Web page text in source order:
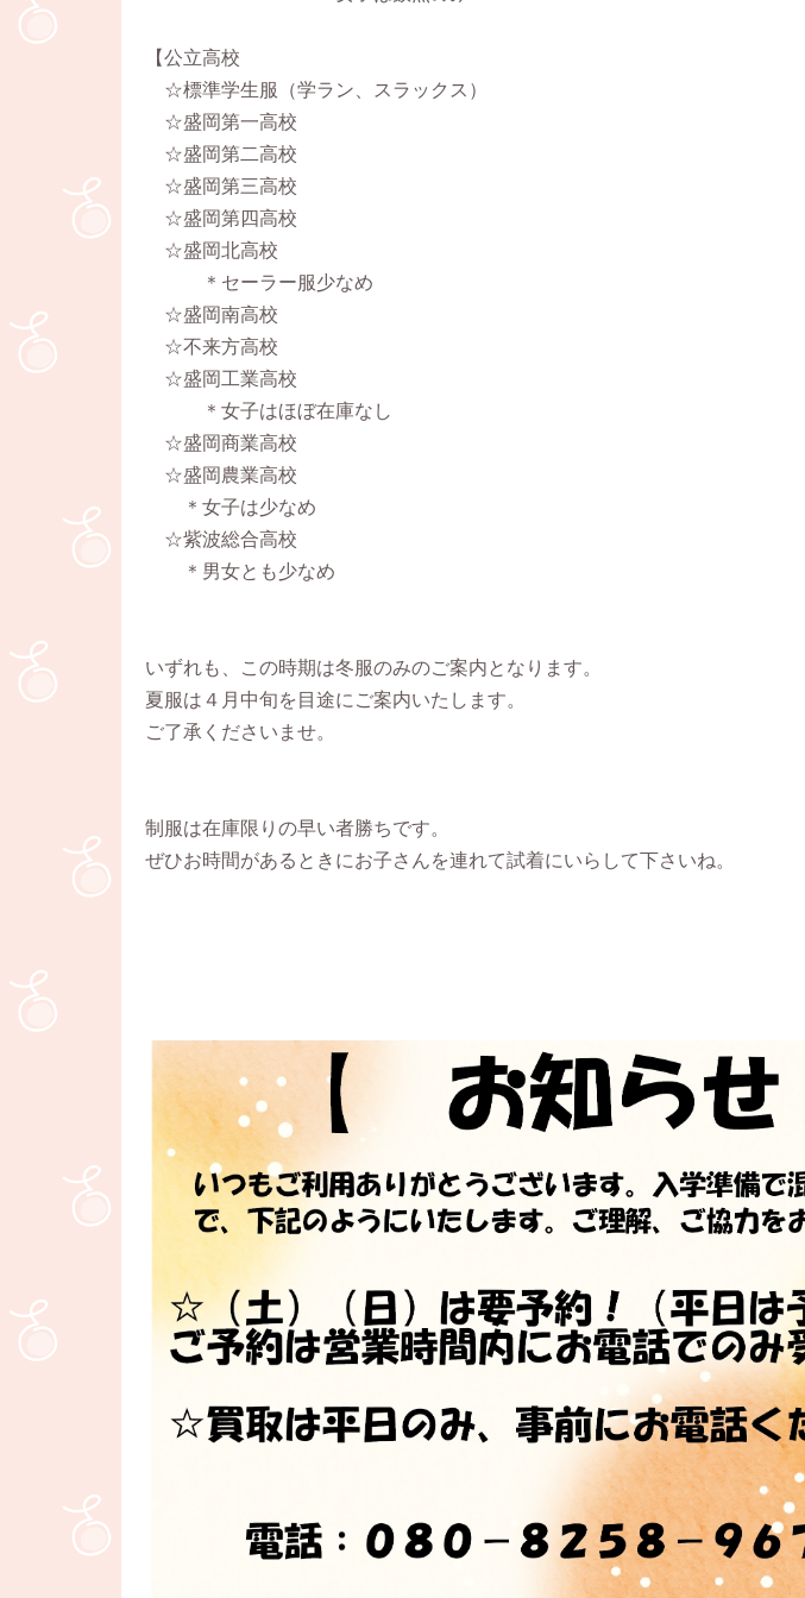
【公立高校
☆標準学生服（学ラン、スラックス）
☆盛岡第一高校
☆盛岡第二高校
☆盛岡第三高校
☆盛岡第四高校
☆盛岡北高校
＊セーラー服少なめ
☆盛岡南高校
☆不来方高校
☆盛岡工業高校
＊女子はほぼ在庫なし
☆盛岡商業高校
☆盛岡農業高校
＊女子は少なめ
☆紫波総合高校
＊男女とも少なめ
いずれも、この時期は冬服のみのご案内となります。
夏服は４月中旬を目途にご案内いたします。
ご了承くださいませ。
制服は在庫限りの早い者勝ちです。
ぜひお時間があるときにお子さんを連れて試着にいらして下さいね。